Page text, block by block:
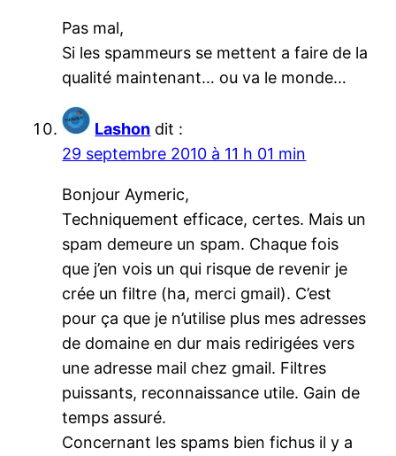
Pas mal,
Si les spammeurs se mettent a faire de la
qualité maintenant… ou va le monde…
Lashon dit :
29 septembre 2010 à 11 h 01 min
Bonjour Aymeric,
Techniquement efficace, certes. Mais un
spam demeure un spam. Chaque fois
que j’en vois un qui risque de revenir je
crée un filtre (ha, merci gmail). C’est
pour ça que je n’utilise plus mes adresses
de domaine en dur mais redirigées vers
une adresse mail chez gmail. Filtres
puissants, reconnaissance utile. Gain de
temps assuré.
Concernant les spams bien fichus il y a